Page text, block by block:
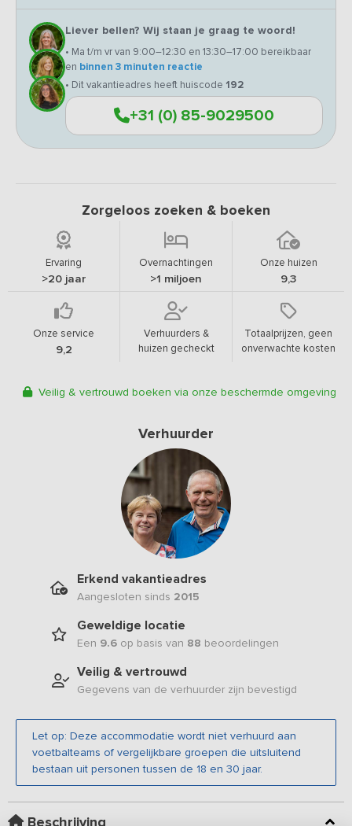
Liever bellen? Wij staan je graag te woord!
• Ma t/m vr van 9:00–12:30 en 13:30–17:00 bereikbaar
en binnen 3 minuten reactie
• Dit vakantieadres heeft huiscode 192
+31 (0) 85-9029500
Zorgeloos zoeken & boeken
Ervaring
>20 jaar
Overnachtingen
>1 miljoen
Onze huizen
9,3
Onze service
9,2
Verhuurders &
huizen gecheckt
Totaalprijzen, geen
onverwachte kosten
Veilig & vertrouwd boeken via onze beschermde omgeving
Verhuurder
Erkend vakantieadres
Aangesloten sinds 2015
Geweldige locatie
Een 9.6 op basis van 88 beoordelingen
Veilig & vertrouwd
Gegevens van de verhuurder zijn bevestigd
Let op: Deze accommodatie wordt niet verhuurd aan
voetbalteams of vergelijkbare groepen die uitsluitend
bestaan uit personen tussen de 18 en 30 jaar.
Beschrijving